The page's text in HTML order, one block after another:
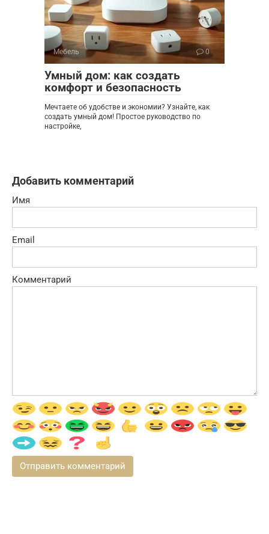
Мебель 0
Умный дом: как создать
комфорт и безопасность
Мечтаете об удобстве и экономии? Узнайте, как
создать умный дом! Простое руководство по
настройке,
Добавить комментарий
Имя
Email
Комментарий